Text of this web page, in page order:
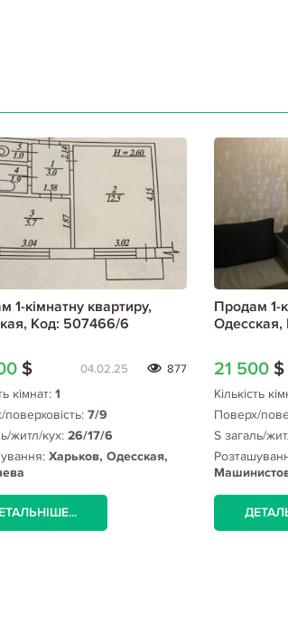
1-кімнатну квартиру,
Код: 507466/6
$ 04.02.25 877
кімнат: 1
7/9
житл/кух: 26/17/6
Харьков, Одесская,
Продам 1-
Одесская,
21 500 $
Кількість
Поверх/
S загаль/